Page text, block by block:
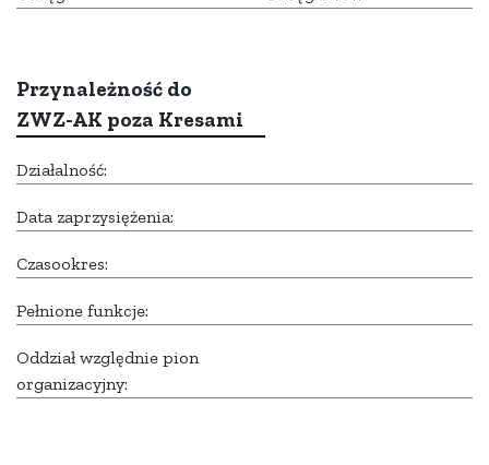
Przynależność do
ZWZ-AK poza Kresami
Działalność:
Data zaprzysiężenia:
Czasookres:
Pełnione funkcje:
Oddział względnie pion
organizacyjny: